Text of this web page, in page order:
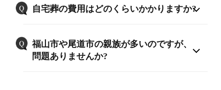
自宅葬の費用はどのくらいかかりますか?
福山市や尾道市の親族が多いのですが、
問題ありませんか?